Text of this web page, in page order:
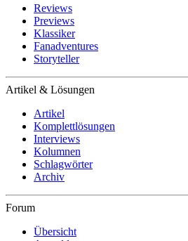
Reviews
Previews
Klassiker
Fanadventures
Storyteller
Artikel & Lösungen
Artikel
Komplettlösungen
Interviews
Kolumnen
Schlagwörter
Archiv
Forum
Übersicht